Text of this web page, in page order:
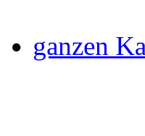
ganzen